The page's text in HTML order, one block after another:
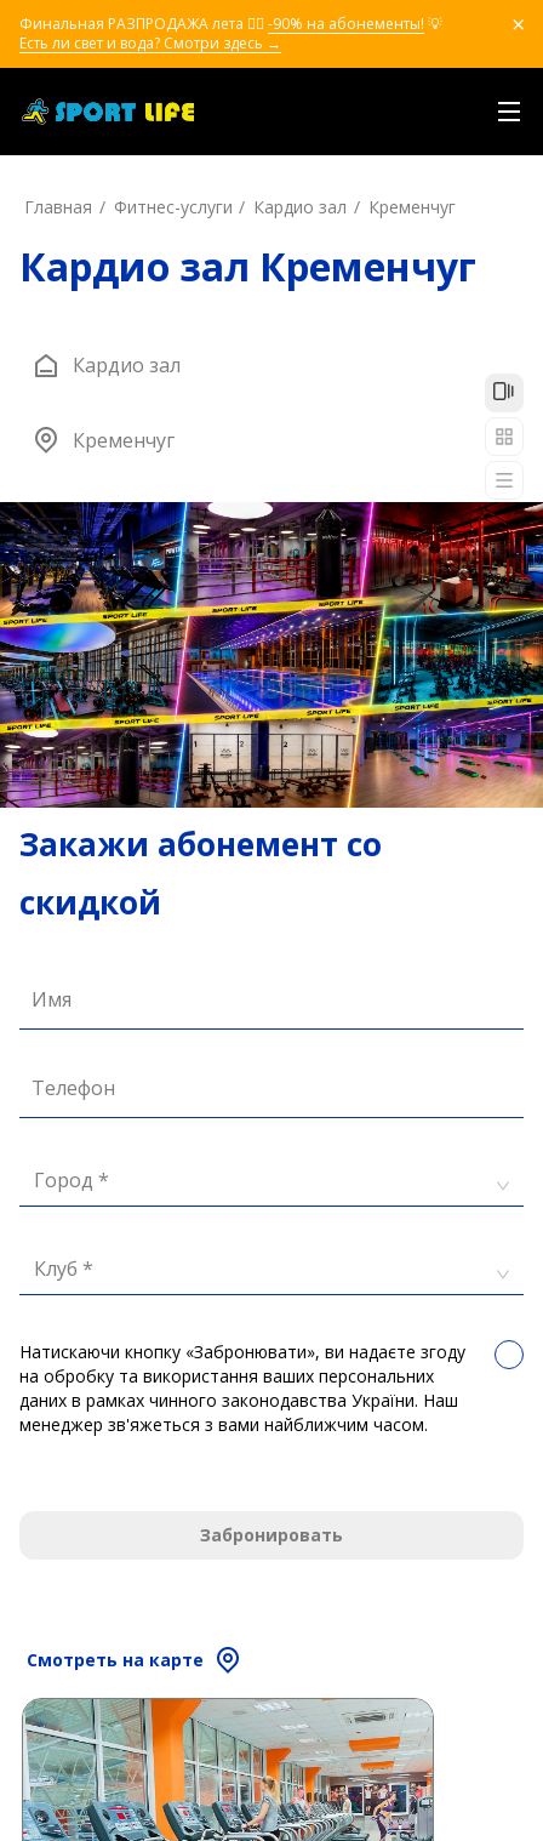
Финальная РАЗПРОДАЖА лета ❤️‍🔥 -90% на абонементы! 💡
Есть ли свет и вода? Смотри здесь →
Главная Фитнес-услуги Кардио зал Кременчуг
Кардио зал Кременчуг
Кардио зал
Кременчуг
Закажи абонемент со
скидкой
Имя
Телефон
Город *
Клуб *
Натискаючи кнопку «Забронювати», ви надаєте згоду
на обробку та використання ваших персональних
даних в рамках чинного законодавства України. Наш
менеджер зв'яжеться з вами найближчим часом.
Забронировать
Смотреть на карте